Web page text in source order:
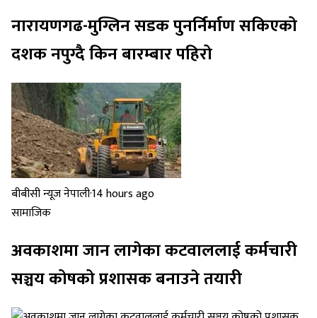
नारायणगढ-मुग्लिन सडक पुनर्निर्माण सकिएको
दशक नपुग्दै किन बारम्बार पहिरो
बीबीसी न्यूज नेपाली·14 hours ago
सामाजिक
अवकाशमा जान लागेका कटवाललाई कर्मचारी
सञ्चय कोषको प्रशासक बनाउने तयारी